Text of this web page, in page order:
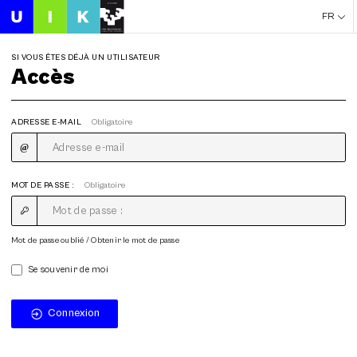
FR
SI VOUS ÊTES DÉJÀ UN UTILISATEUR
Accès
ADRESSE E-MAIL Obligatoire
MOT DE PASSE : Obligatoire
Mot de passe oublié / Obtenir le mot de passe
Se souvenir de moi
Connexion